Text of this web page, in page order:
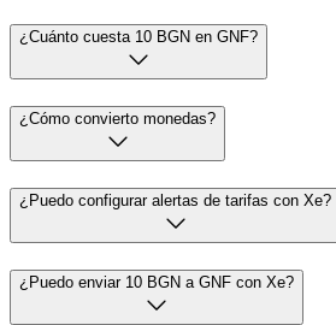
¿Cuánto cuesta 10 BGN en GNF?
¿Cómo convierto monedas?
¿Puedo configurar alertas de tarifas con Xe?
¿Puedo enviar 10 BGN a GNF con Xe?